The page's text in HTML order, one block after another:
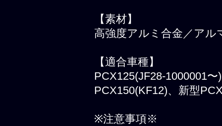
【素材】
高強度アルミ合金／アル
【適合車種】
PCX125(JF28-1000001
PCX150(KF12)、新型
※注意事項※